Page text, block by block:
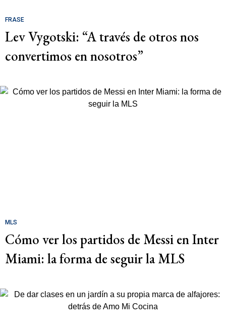
FRASE
Lev Vygotski: “A través de otros nos
convertimos en nosotros”
MLS
Cómo ver los partidos de Messi en Inter
Miami: la forma de seguir la MLS